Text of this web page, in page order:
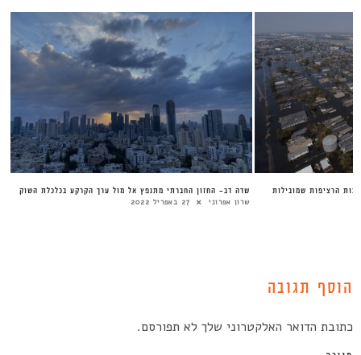
שדה דב- החזון החברתי מתנפץ אל מול ערך הקרקע בכלכלת השוק
שרון אפרוני 27 באפריל 2022
1915-2015- הנסיבות הרציפות שמובילות
הוסף תגובה
כתובת הדואר האלקטרוני שלך לא תפורסם.